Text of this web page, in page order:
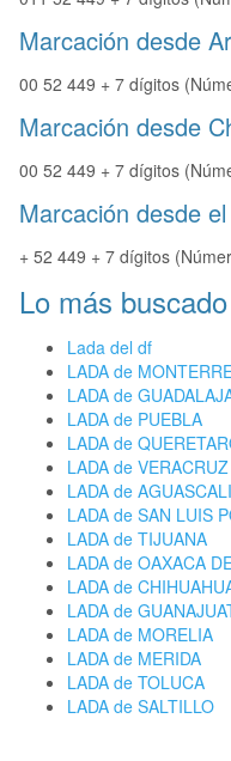
Marcación desde
00 52 449 + 7 dígitos
Marcación desde
00 52 449 + 7 dígitos
Marcación desde
+ 52 449 + 7 dígitos
Lo más buscado
Lada del df
LADA de
LADA de
LADA de PUEBLA
LADA de
LADA de VERACRUZ
LADA de
LADA de SAN LUIS
LADA de TIJUANA
LADA de OAXACA
LADA de
LADA de
LADA de MORELIA
LADA de MERIDA
LADA de TOLUCA
LADA de SALTILLO